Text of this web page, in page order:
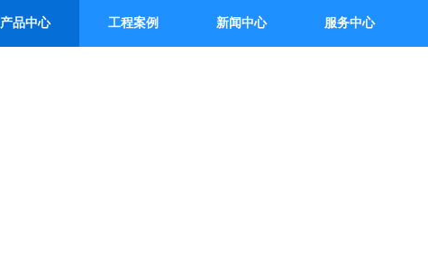
产品中心 工程案例 新闻中心 服务中心